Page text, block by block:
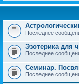
Последнее
Эзотерика для
Последнее
Семинар.
Последнее